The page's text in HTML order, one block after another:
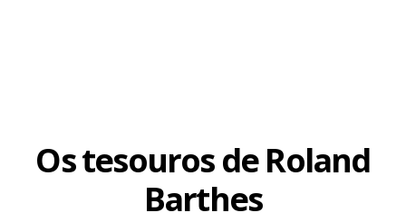
Os tesouros de Roland
Barthes